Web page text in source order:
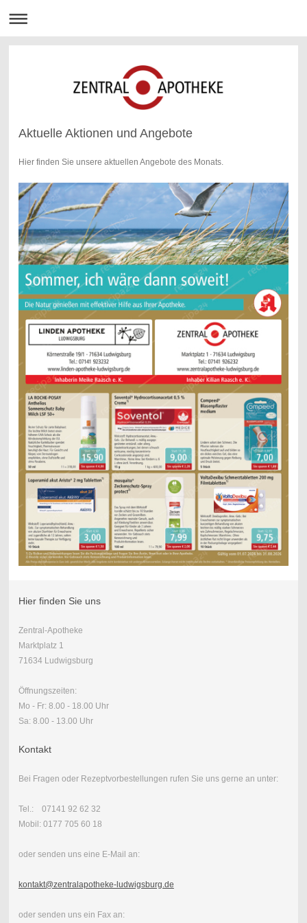
Aktuelle Aktionen und Angebote
Hier finden Sie unsere aktuellen Angebote des Monats.
Hier finden Sie uns
Zentral-Apotheke
Marktplatz 1
71634 Ludwigsburg
Öffnungszeiten:
Mo - Fr: 8.00 - 18.00 Uhr
Sa: 8.00 - 13.00 Uhr
Kontakt
Bei Fragen oder Rezeptvorbestellungen rufen Sie uns gerne an unter:
Tel.: 07141 92 62 32
Mobil: 0177 705 60 18
oder senden uns eine E-Mail an:
kontakt@zentralapotheke-ludwigsburg.de
oder senden uns ein Fax an: